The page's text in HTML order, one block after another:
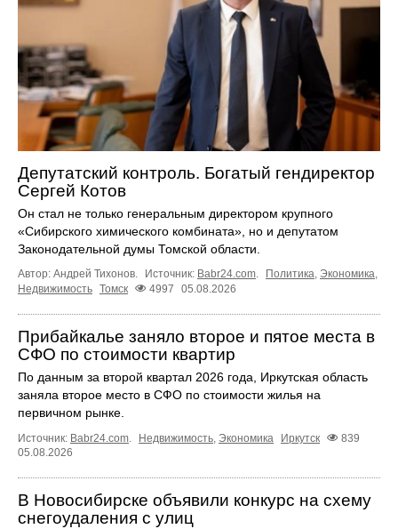
Депутатский контроль. Богатый гендиректор
Сергей Котов
Он стал не только генеральным директором крупного
«Сибирского химического комбината», но и депутатом
Законодательной думы Томской области.
Автор: Андрей Тихонов. Источник: Babr24.com. Политика, Экономика,
Недвижимость Томск 4997 05.08.2026
Прибайкалье заняло второе и пятое места в
СФО по стоимости квартир
По данным за второй квартал 2026 года, Иркутская область
заняла второе место в СФО по стоимости жилья на
первичном рынке.
Источник: Babr24.com. Недвижимость, Экономика Иркутск
839
05.08.2026
В Новосибирске объявили конкурс на схему
снегоудаления с улиц